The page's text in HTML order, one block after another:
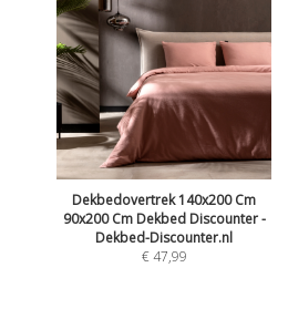
Dekbedovertrek 140x200 Cm
90x200 Cm Dekbed Discounter -
Dekbed-Discounter.nl
€47,99